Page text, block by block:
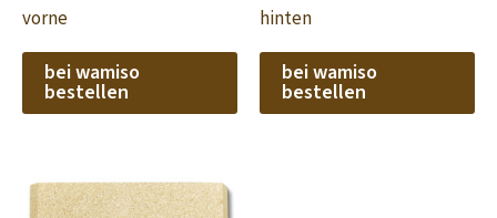
vorne
bei wamiso
bestellen
hinten
bei wamiso
bestellen